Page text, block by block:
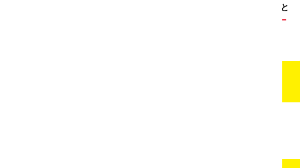
タンドや整備工場の既存インフラを活用すること
リー